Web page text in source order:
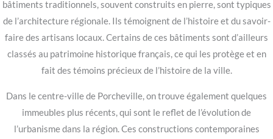
bâtiments traditionnels, souvent construits en pierre, sont typiques
de l’architecture régionale. Ils témoignent de l’histoire et du savoir-
faire des artisans locaux. Certains de ces bâtiments sont d’ailleurs
classés au patrimoine historique français, ce qui les protège et en
fait des témoins précieux de l’histoire de la ville.
Dans le centre-ville de Porcheville, on trouve également quelques
immeubles plus récents, qui sont le reflet de l’évolution de
l’urbanisme dans la région. Ces constructions contemporaines